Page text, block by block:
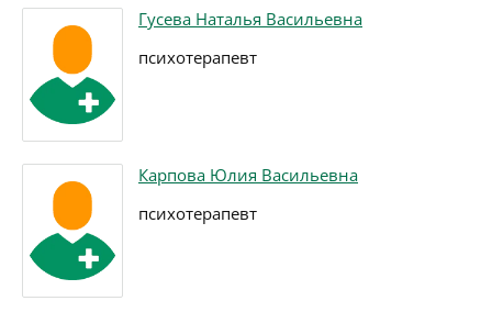
Гусева Наталья Васильевна
психотерапевт
Карпова Юлия Васильевна
психотерапевт